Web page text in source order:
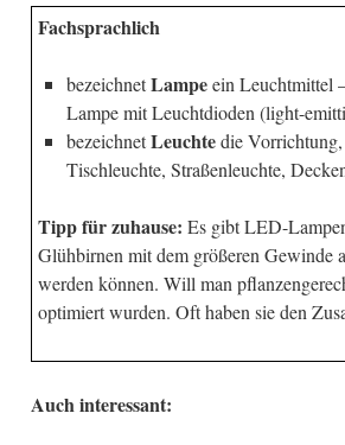
Fachsprachlich
bezeichnetLampeein Leuchtmittel
Lampe mit Leuchtdioden (light-
bezeichnetLeuchtedie
Tischleuchte, Straßenleuchte,
Tipp für zuhause: Es gibt LED-
Glühbirnen mit dem größeren Gewinde
werden können. Will man
optimiert wurden. Oft haben sie den
Auch interessant: